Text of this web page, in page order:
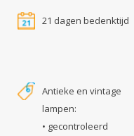
21 dagen bedenktijd
Antieke en vintage
lampen:
• gecontroleerd